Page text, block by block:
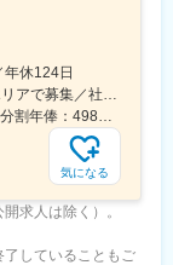
休124日
【名古屋・大阪・仙台・福岡・岡山周辺の5エリアで募集／社用車使用可】就業場所：ホームオフィス／顧客先への直行直帰スタイル(1)名古屋エリア愛知県、岐阜県、福井県、三重県(2)大阪エリア滋賀県、京都府、大阪府、兵庫県、奈良県、和歌山県(3)仙台エリア宮城県、青森県、秋田県、山形県、岩手県、福島県※上記東北6件をチームで担当(4)福岡エリア福岡県、大分県、佐賀県、熊本県、長崎県、宮崎県、鹿児島県、沖縄県(5)岡山エリア鳥取県、島根県、岡山県、広島県、山口県※今後は東京エリアでの募集も予定です。◎社用車での訪問が可能です◎訪問のない日は在宅勤務となります◎研修、社内の打ち合わせ、イベント等で出社が発生する可能性がございます◎転勤は基本ありません本社：東京都港区港南1-8-15 Wビル14F受動喫煙対策：敷地内全面禁煙
月額：41万5,000円～71万9,666円 ※年俸の12分割年俸：498万円～863万5,992円（固定残業手当を含む）＋Sales Pay（内訳）年額（基本給）：450万円～800万円固定残業手当：月4万円～5万3,000円（12時間分）※超過した時間外労働の残業手当は追加支給◎Sales Pay：年額（基本給）の10％支給あり
気になる
求人は除く）。
していることもご